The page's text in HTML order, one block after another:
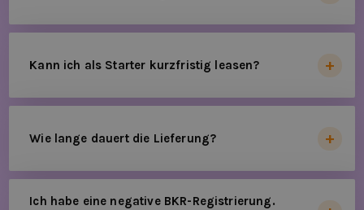
Kann ich als Starter kurzfristig leasen?
Wie lange dauert die Lieferung?
Ich habe eine negative BKR-Registrierung.